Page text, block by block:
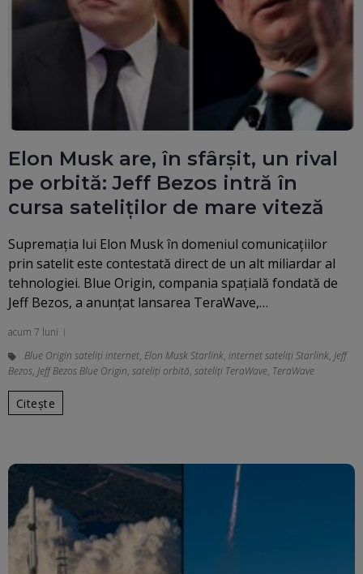
Elon Musk are, în sfârșit, un rival
pe orbită: Jeff Bezos intră în
cursa sateliților de mare viteză
Supremația lui Elon Musk în domeniul comunicațiilor
prin satelit este contestată direct de un alt miliardar al
tehnologiei. Blue Origin, compania spațială fondată de
Jeff Bezos, a anunțat lansarea TeraWave,…
acum 7 luni
Blue Origin sateliţi internet, Elon Musk Starlink, internet sateliți Starlink, Jeff
Bezos, Jeff Bezos Blue Origin, sateliți orbită, sateliți TeraWave, TeraWave
Citește